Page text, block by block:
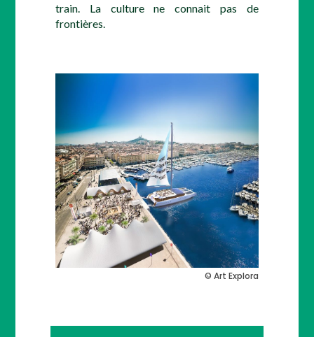
train. La culture ne connait pas de
frontières.
© Art Explora